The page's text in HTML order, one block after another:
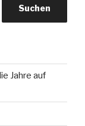
Suchen
Jahre auf